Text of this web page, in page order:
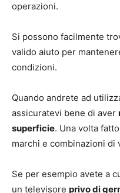
operazioni.
Si possono facilmente
valido aiuto per
condizioni.
Quando andrete ad
assicuratevi bene di aver
superficie. Una volta
marchi e combinazioni di
Se per esempio avete a
un televisore privo di